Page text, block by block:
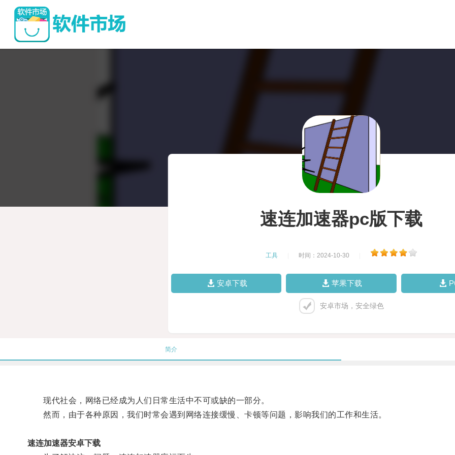
速连加速器pc版下载
工具 时间：2024-10-30
安卓下载 苹果下载
安卓市场，安全绿色
简介
现代社会，网络已经成为人们日常生活中不可或缺的一部分。
然而，由于各种原因，我们时常会遇到网络连接缓慢、卡顿等问题，影响我们的工作和生活。
速连加速器安卓下载